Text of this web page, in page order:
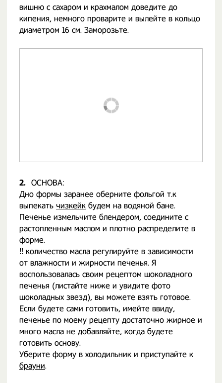
вишню с сахаром и крахмалом доведите до
кипения, немного проварите и вылейте в кольцо
диаметром 16 см. Заморозьте.
2. ОСНОВА:
Дно формы заранее оберните фольгой т.к
выпекать чизкейк будем на водяной бане.
Печенье измельчите блендером, соедините с
растопленным маслом и плотно распределите в
форме.
‼️ количество масла регулируйте в зависимости
от влажности и жирности печенья. Я
воспользовалась своим рецептом шоколадного
печенья (листайте ниже и увидите фото
шоколадных звезд), вы можете взять готовое.
Если будете сами готовить, имейте ввиду,
печенье по моему рецепту достаточно жирное и
много масла не добавляйте, когда будете
готовить основу.
Уберите форму в холодильник и приступайте к
брауни.